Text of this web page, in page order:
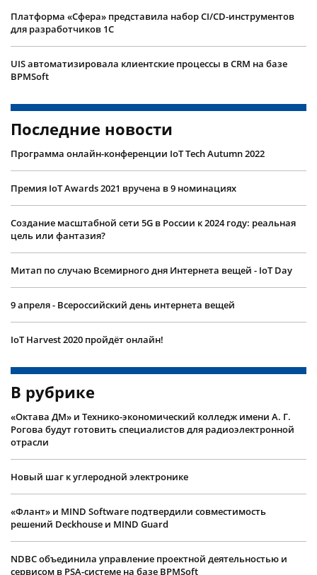
Платформа «Сфера» представила набор CI/CD-инструментов
для разработчиков 1С
UIS автоматизировала клиентские процессы в CRM на базе
BPMSoft
Последние новости
Программа онлайн-конференции IoT Tech Autumn 2022
Премия IoT Awards 2021 вручена в 9 номинациях
Создание масштабной сети 5G в России к 2024 году: реальная
цель или фантазия?
Митап по случаю Всемирного дня Интернета вещей - IoT Day
9 апреля - Всероссийский день интернета вещей
IoT Harvest 2020 пройдёт онлайн!
В рубрике
«Октава ДМ» и Технико-экономический колледж имени А. Г.
Рогова будут готовить специалистов для радиоэлектронной
отрасли
Новый шаг к углеродной электронике
«Флант» и MIND Software подтвердили совместимость
решений Deckhouse и MIND Guard
NDBC объединила управление проектной деятельностью и
сервисом в PSA-системе на базе BPMSoft